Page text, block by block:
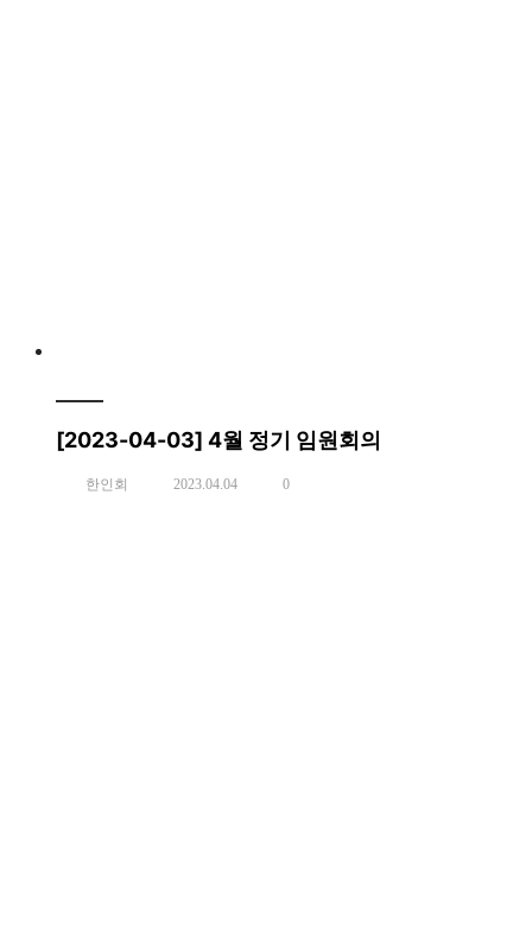
[2023-04-03] 4월 정기 임원회의
한인회 2023.04.04 0